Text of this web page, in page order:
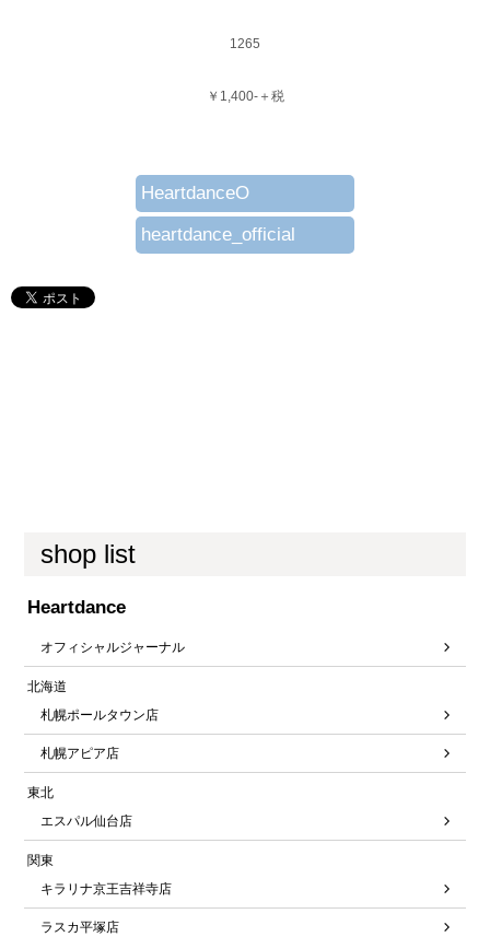
1265
￥1,400-＋税
HeartdanceO
heartdance_official
shop list
Heartdance
オフィシャルジャーナル
北海道
札幌ポールタウン店
札幌アピア店
東北
エスパル仙台店
関東
キラリナ京王吉祥寺店
ラスカ平塚店